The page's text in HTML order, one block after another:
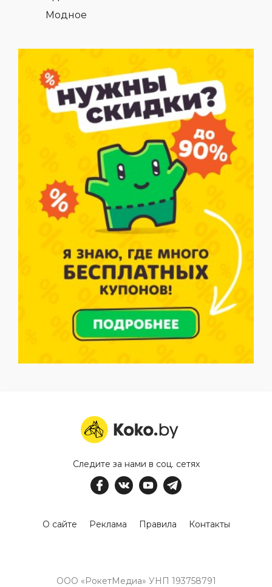
Модное
Следите за нами в соц. сетях
О сайте Реклама Правила Контакты
ООО «РокетМедиа» УНП 193758791